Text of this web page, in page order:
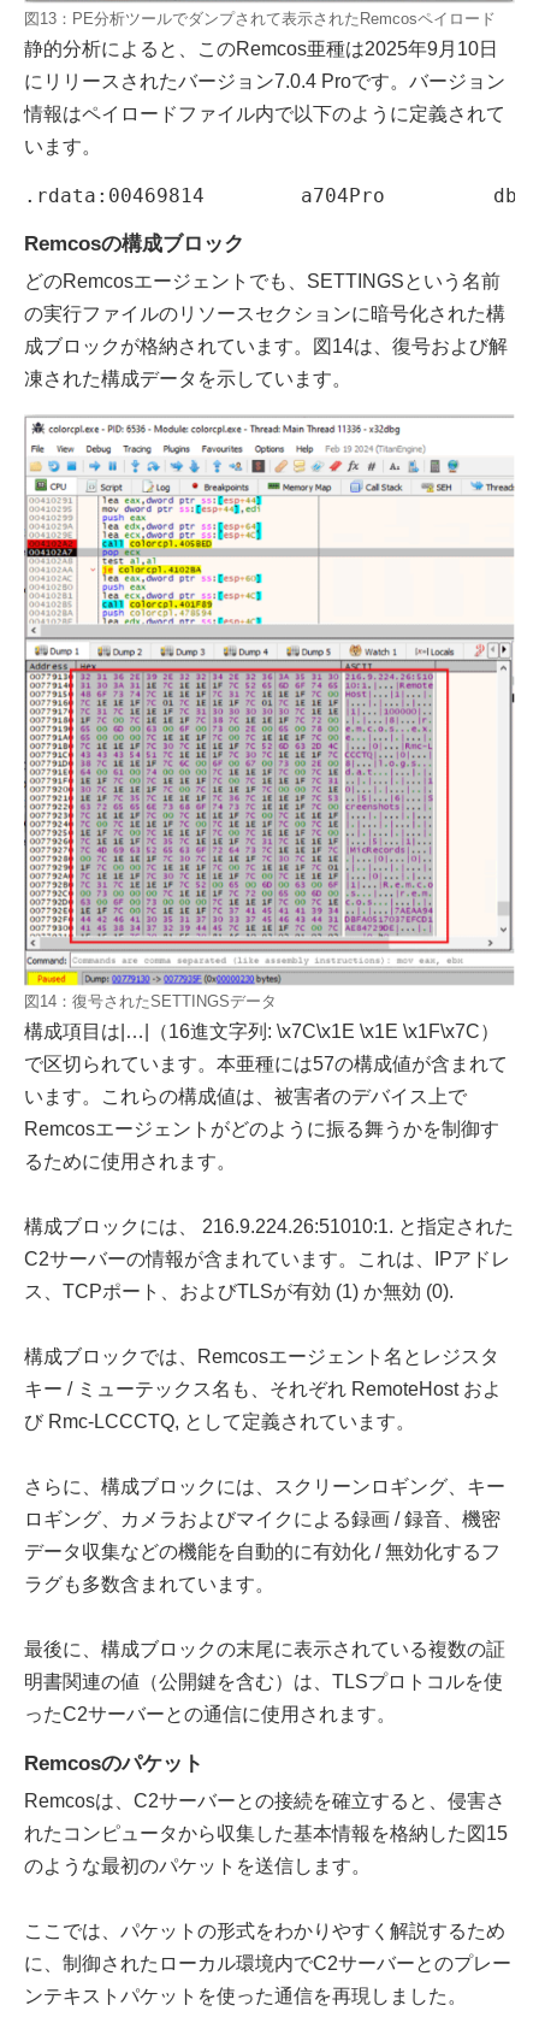
図13：PE分析ツールでダンプされて表示されたRemcosペイロード
静的分析によると、このRemcos亜種は2025年9月10日
にリリースされたバージョン7.0.4 Proです。バージョン
情報はペイロードファイル内で以下のように定義されて
います。
Remcosの構成ブロック
どのRemcosエージェントでも、SETTINGSという名前
の実行ファイルのリソースセクションに暗号化された構
成ブロックが格納されています。図14は、復号および解
凍された構成データを示しています。
図14：復号されたSETTINGSデータ
構成項目は|…|（16進文字列: \x7C\x1E \x1E \x1F\x7C）
で区切られています。本亜種には57の構成値が含まれて
います。これらの構成値は、被害者のデバイス上で
Remcosエージェントがどのように振る舞うかを制御す
るために使用されます。
構成ブロックには、 216.9.224.26:51010:1. と指定された
C2サーバーの情報が含まれています。これは、IPアドレ
ス、TCPポート、およびTLSが有効 (1) か無効 (0).
構成ブロックでは、Remcosエージェント名とレジスタ
キー / ミューテックス名も、それぞれ RemoteHost およ
び Rmc-LCCCTQ, として定義されています。
さらに、構成ブロックには、スクリーンロギング、キー
ロギング、カメラおよびマイクによる録画 / 録音、機密
データ収集などの機能を自動的に有効化 / 無効化するフ
ラグも多数含まれています。
最後に、構成ブロックの末尾に表示されている複数の証
明書関連の値（公開鍵を含む）は、TLSプロトコルを使
ったC2サーバーとの通信に使用されます。
Remcosのパケット
Remcosは、C2サーバーとの接続を確立すると、侵害さ
れたコンピュータから収集した基本情報を格納した図15
のような最初のパケットを送信します。
ここでは、パケットの形式をわかりやすく解説するため
に、制御されたローカル環境内でC2サーバーとのプレー
ンテキストパケットを使った通信を再現しました。